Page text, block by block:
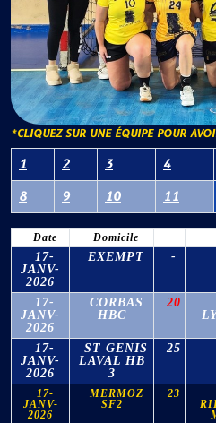
*CLIQUEZ SUR UNE ÉQUIPE POUR
1 2 3 4
8
9 10 11
Date Domicile
17-
JANV-
2026
EXEMPT -
17-
JANV-
2026
CORBAS
HBC
20
17-
JANV-
2026
ST GENIS
LAVAL HB
3
25
17-
JANV-
2026
MERMOZ
SF2
23